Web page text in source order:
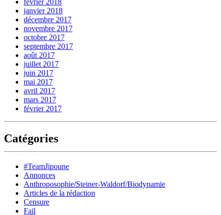
février 2018
janvier 2018
décembre 2017
novembre 2017
octobre 2017
septembre 2017
août 2017
juillet 2017
juin 2017
mai 2017
avril 2017
mars 2017
février 2017
Catégories
#TeamJipoune
Annonces
Anthroposophie/Steiner-Waldorf/Biodynamie
Articles de la rédaction
Censure
Fail